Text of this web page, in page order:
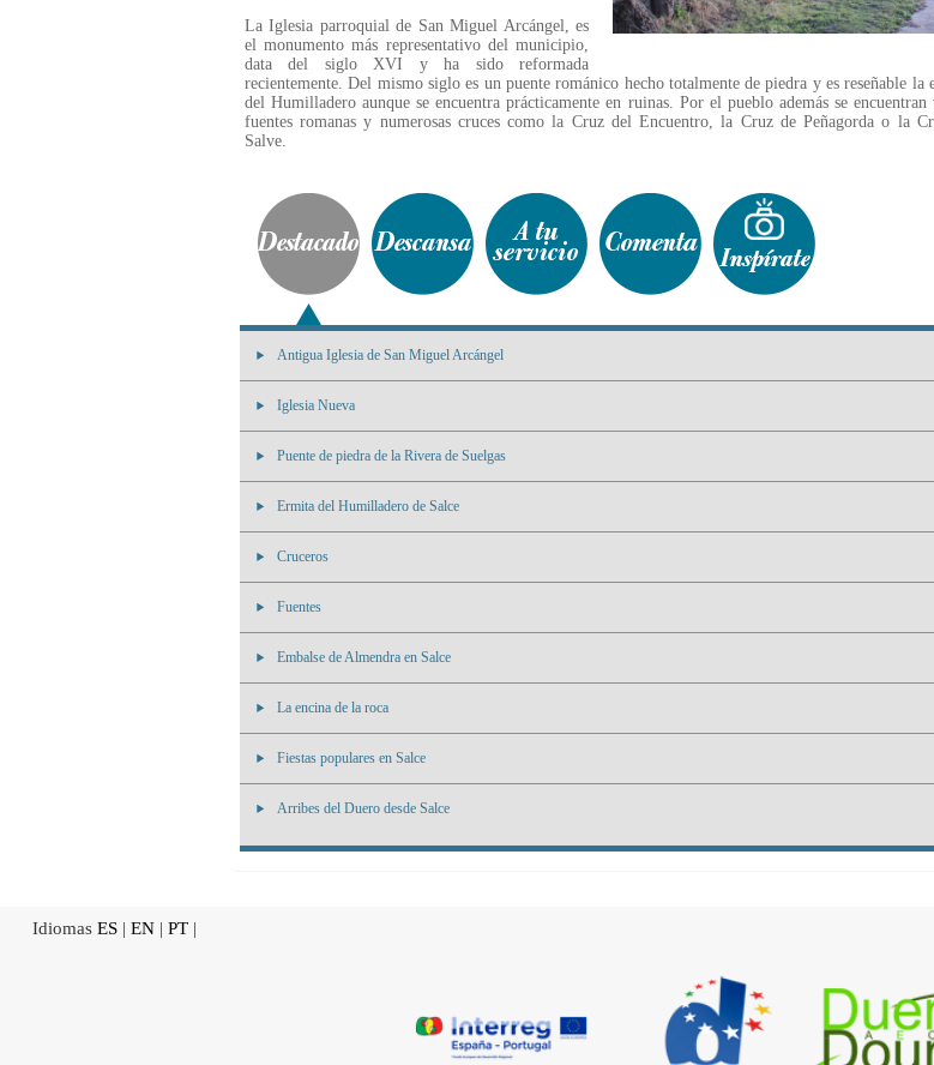
La Iglesia parroquial de San Miguel Arcángel, es
el monumento más representativo del municipio,
data del siglo XVI y ha sido reformada
recientemente. Del mismo siglo es un puente románico hecho totalmente de piedra y es reseñable la
del Humilladero aunque se encuentra prácticamente en ruinas. Por el pueblo además se encuentran
fuentes romanas y numerosas cruces como la Cruz del Encuentro, la Cruz de Peñagorda o la
Salve.
Antigua Iglesia de San Miguel Arcángel
Iglesia Nueva
Puente de piedra de la Rivera de Suelgas
Ermita del Humilladero de Salce
Cruceros
Fuentes
Embalse de Almendra en Salce
La encina de la roca
Fiestas populares en Salce
Arribes del Duero desde Salce
Idiomas ES | EN | PT |